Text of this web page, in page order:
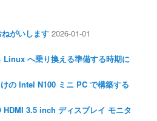
がいします 2026-01-01
へ乗り換える準備する時期に
の Intel N100 ミニ PC で構築する
3.5 inch ディスプレイ モニタ